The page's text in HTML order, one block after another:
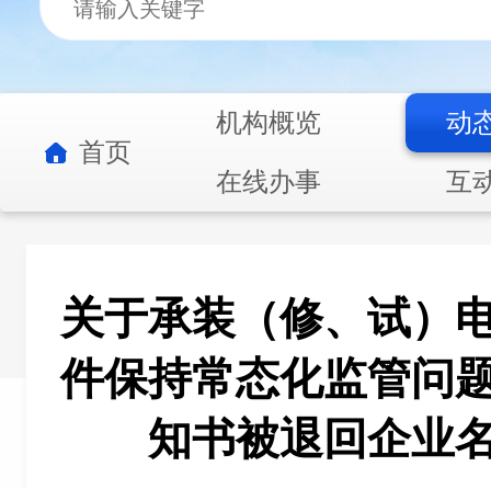
首页
机构概览
动
在线办事
互
关于承装（修、试）
件保持常态化监管问
知书被退回企业